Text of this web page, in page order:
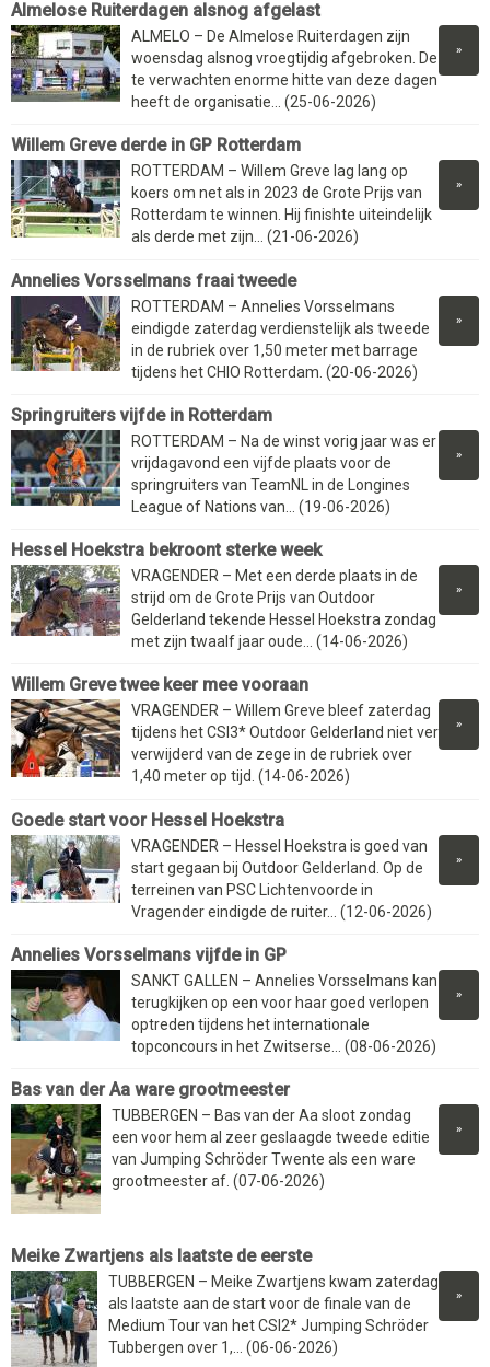
Almelose Ruiterdagen alsnog afgelast
»
ALMELO – De Almelose Ruiterdagen zijn
woensdag alsnog vroegtijdig afgebroken. De
te verwachten enorme hitte van deze dagen
heeft de organisatie... (25-06-2026)
Willem Greve derde in GP Rotterdam
»
ROTTERDAM – Willem Greve lag lang op
koers om net als in 2023 de Grote Prijs van
Rotterdam te winnen. Hij finishte uiteindelijk
als derde met zijn... (21-06-2026)
Annelies Vorsselmans fraai tweede
»
ROTTERDAM – Annelies Vorsselmans
eindigde zaterdag verdienstelijk als tweede
in de rubriek over 1,50 meter met barrage
tijdens het CHIO Rotterdam. (20-06-2026)
Springruiters vijfde in Rotterdam
»
ROTTERDAM – Na de winst vorig jaar was er
vrijdagavond een vijfde plaats voor de
springruiters van TeamNL in de Longines
League of Nations van... (19-06-2026)
Hessel Hoekstra bekroont sterke week
»
VRAGENDER – Met een derde plaats in de
strijd om de Grote Prijs van Outdoor
Gelderland tekende Hessel Hoekstra zondag
met zijn twaalf jaar oude... (14-06-2026)
Willem Greve twee keer mee vooraan
»
VRAGENDER – Willem Greve bleef zaterdag
tijdens het CSI3* Outdoor Gelderland niet ver
verwijderd van de zege in de rubriek over
1,40 meter op tijd. (14-06-2026)
Goede start voor Hessel Hoekstra
»
VRAGENDER – Hessel Hoekstra is goed van
start gegaan bij Outdoor Gelderland. Op de
terreinen van PSC Lichtenvoorde in
Vragender eindigde de ruiter... (12-06-2026)
Annelies Vorsselmans vijfde in GP
»
SANKT GALLEN – Annelies Vorsselmans kan
terugkijken op een voor haar goed verlopen
optreden tijdens het internationale
topconcours in het Zwitserse... (08-06-2026)
Bas van der Aa ware grootmeester
»
TUBBERGEN – Bas van der Aa sloot zondag
een voor hem al zeer geslaagde tweede editie
van Jumping Schröder Twente als een ware
grootmeester af. (07-06-2026)
Meike Zwartjens als laatste de eerste
»
TUBBERGEN – Meike Zwartjens kwam zaterdag
als laatste aan de start voor de finale van de
Medium Tour van het CSI2* Jumping Schröder
Tubbergen over 1,... (06-06-2026)